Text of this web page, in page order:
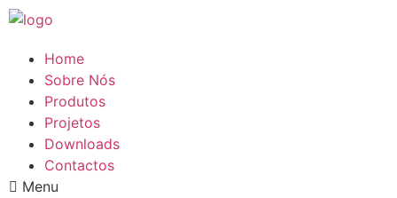
Pular
conteúdo
Home
Sobre Nós
Produtos
Projetos
Downloads
Contactos
Menu